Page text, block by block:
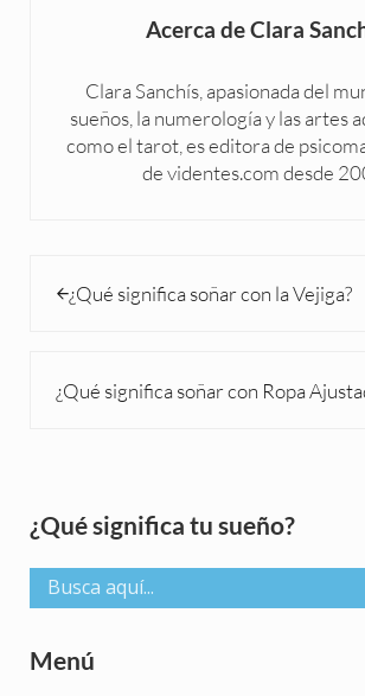
Acerca deClara
Clara Sanchís, apasionada del
sueños, la numerología y las artes
como el tarot, es editora de
de videntes.com desde
¿Qué significa soñar con la Vejiga?
¿Qué significa soñar con Ropa
Sidebar
¿Qué significa tu sueño?
Menú